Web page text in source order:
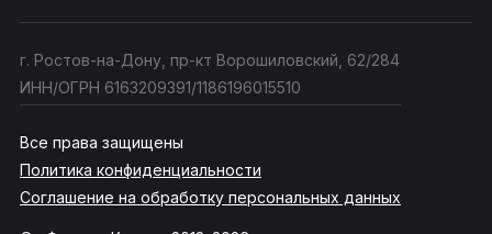
г. Ростов-на-Дону, пр-кт Ворошиловский, 62/284
ИНН/ОГРН 6163209391/1186196015510
Все права защищены
Политика конфиденциальности
Соглашение на обработку персональных данных